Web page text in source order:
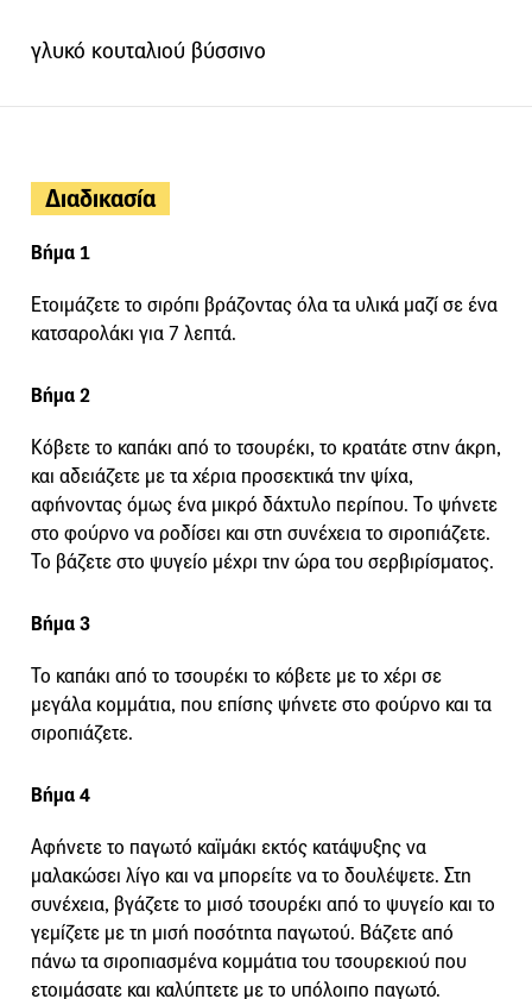
γλυκό κουταλιού βύσσινο
Διαδικασία
Βήμα 1
Ετοιμάζετε το σιρόπι βράζοντας όλα τα υλικά μαζί σε ένα
κατσαρολάκι για 7 λεπτά.
Βήμα 2
Κόβετε το καπάκι από το τσουρέκι, το κρατάτε στην άκρη,
και αδειάζετε με τα χέρια προσεκτικά την ψίχα,
αφήνοντας όμως ένα μικρό δάχτυλο περίπου. Το ψήνετε
στο φούρνο να ροδίσει και στη συνέχεια το σιροπιάζετε.
Το βάζετε στο ψυγείο μέχρι την ώρα του σερβιρίσματος.
Βήμα 3
Το καπάκι από το τσουρέκι το κόβετε με το χέρι σε
μεγάλα κομμάτια, που επίσης ψήνετε στο φούρνο και τα
σιροπιάζετε.
Βήμα 4
Αφήνετε το παγωτό καϊμάκι εκτός κατάψυξης να
μαλακώσει λίγο και να μπορείτε να το δουλέψετε. Στη
συνέχεια, βγάζετε το μισό τσουρέκι από το ψυγείο και το
γεμίζετε με τη μισή ποσότητα παγωτού. Βάζετε από
πάνω τα σιροπιασμένα κομμάτια του τσουρεκιού που
ετοιμάσατε και καλύπτετε με το υπόλοιπο παγωτό.